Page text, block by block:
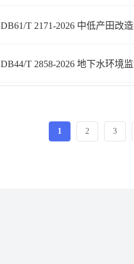
DB61/T 2171-2026 中低产田改
DB44/T 2858-2026 地下水环境
1 2 3